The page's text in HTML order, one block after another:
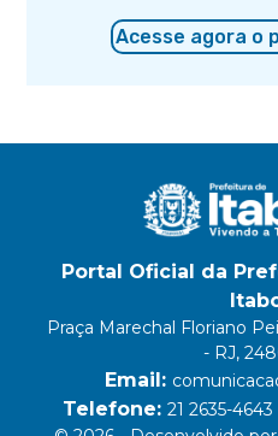
Acesse agora o
Portal Oficial da
Praça Marechal Floriano
- RJ,
Email:
Telefone: 21 2635-